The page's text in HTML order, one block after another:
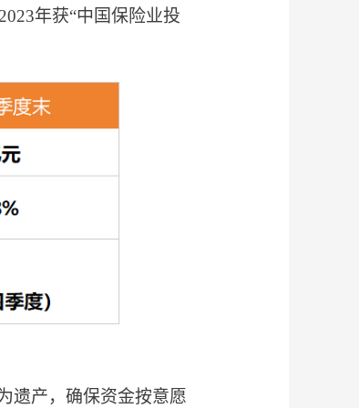
年获“中国保险业投
遗产，确保资金按意愿